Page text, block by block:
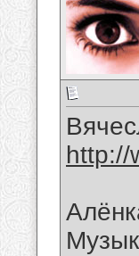
http://